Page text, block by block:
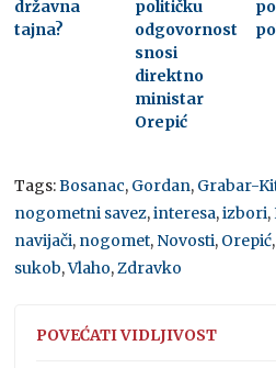
državna
tajna?
političku
odgovornost
snosi
direktno
ministar
Orepić
Tags:Bosanac, Gordan, Grabar-
nogometni savez,interesa,izbori,
navijači, nogomet, Novosti, Orepić
sukob,Vlaho,Zdravko
POVEĆATI VIDLJIVOST